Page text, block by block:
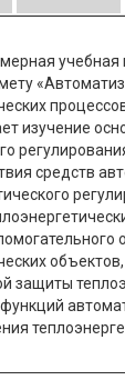
учебная
изучение
средств
защиты